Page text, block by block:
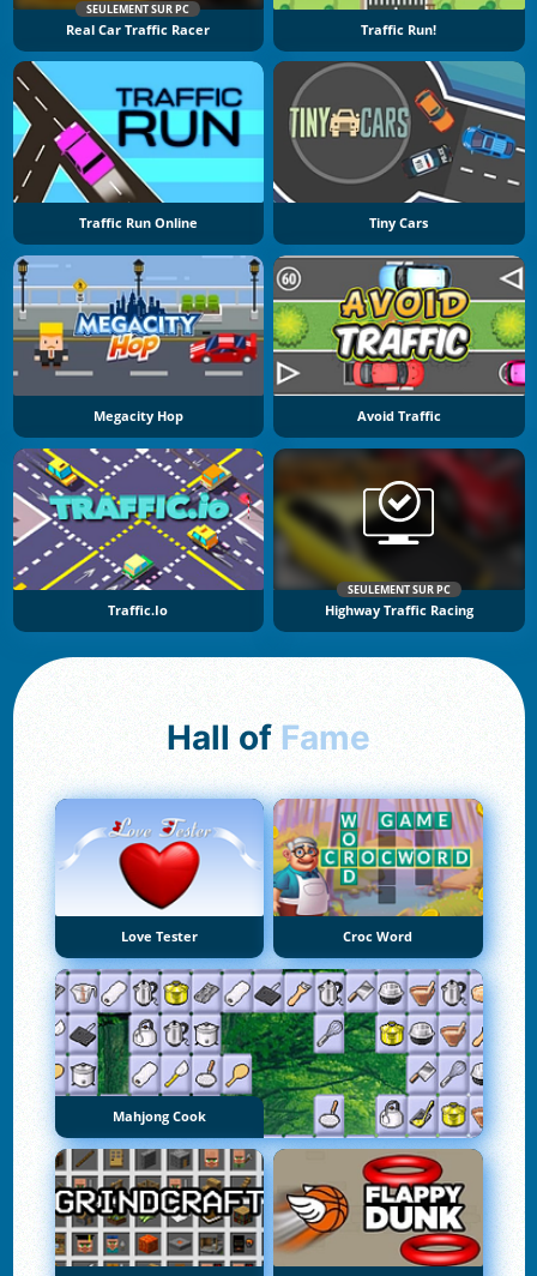
SEULEMENT SUR PC
Real Car Traffic Racer Traffic Run!
Traffic Run Online Tiny Cars
Megacity Hop Avoid Traffic
Traffic.io
SEULEMENT SUR PC
Highway Traffic Racing
Hall of Fame
Love Tester Croc Word
Mahjong Cook